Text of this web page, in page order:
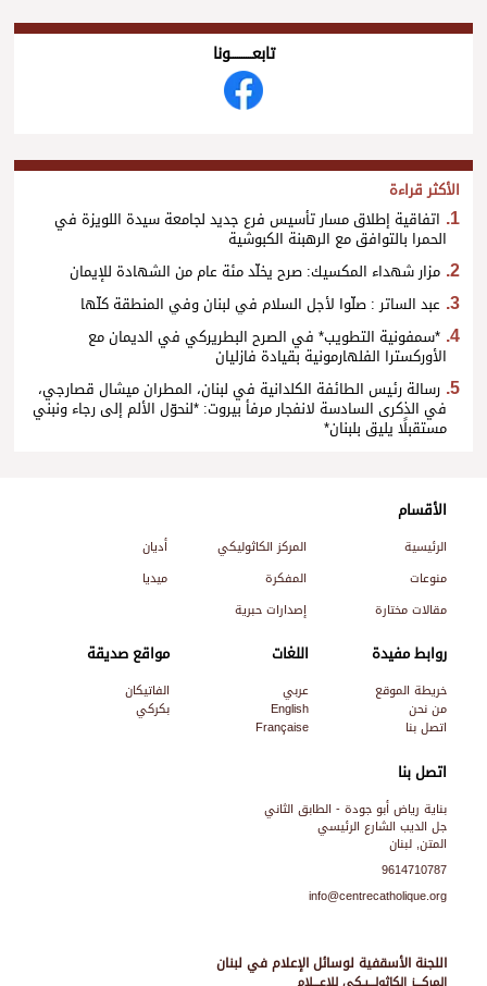
تابعــــــــــونا
الأكثر قراءة
اتفاقية إطلاق مسار تأسيس فرع جديد لجامعة سيدة اللويزة في
الحمرا بالتوافق مع الرهبنة الكبوشية
مزار شهداء المكسيك: صرح يخلّد مئة عام من الشهادة للإيمان
عبد الساتر : صلّوا لأجل السلام في لبنان وفي المنطقة كلّها
*سمفونية التطويب* في الصرح البطريركي في الديمان مع
الأوركسترا الفلهارمونية بقيادة فازليان
رسالة رئيس الطائفة الكلدانية في لبنان، المطران ميشال قصارجي،
في الذكرى السادسة لانفجار مرفأ بيروت: *لنحوّل الألم إلى رجاء ونبني
مستقبلًا يليق بلبنان*
اللجنة الأسقفية لوسائل الإعلام في لبنان
اتصل بنا
بناية رياض أبو جودة - الطابق الثاني
جل الديب الشارع الرئيسي
المتن, لبنان
9614710787
info@centrecatholique.org
الأقسام
الرئيسية المركز الكاثوليكي
أديان
منوعات
المفكرة
ميديا
مقالات مختارة
إصدارات حبرية
روابط مفيدة
خريطة الموقع
من نحن
اتصل بنا
اللغات
عربي
English
Française
مواقع صديقة
الفاتيكان
بكركي